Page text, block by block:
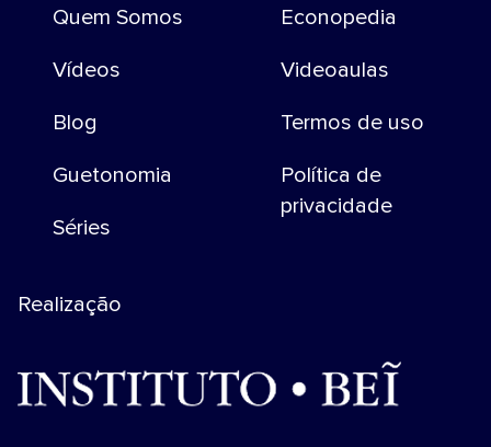
Quem Somos
Vídeos
Blog
Guetonomia
Séries
Econopedia
Videoaulas
Termos de uso
Política de
privacidade
Realização